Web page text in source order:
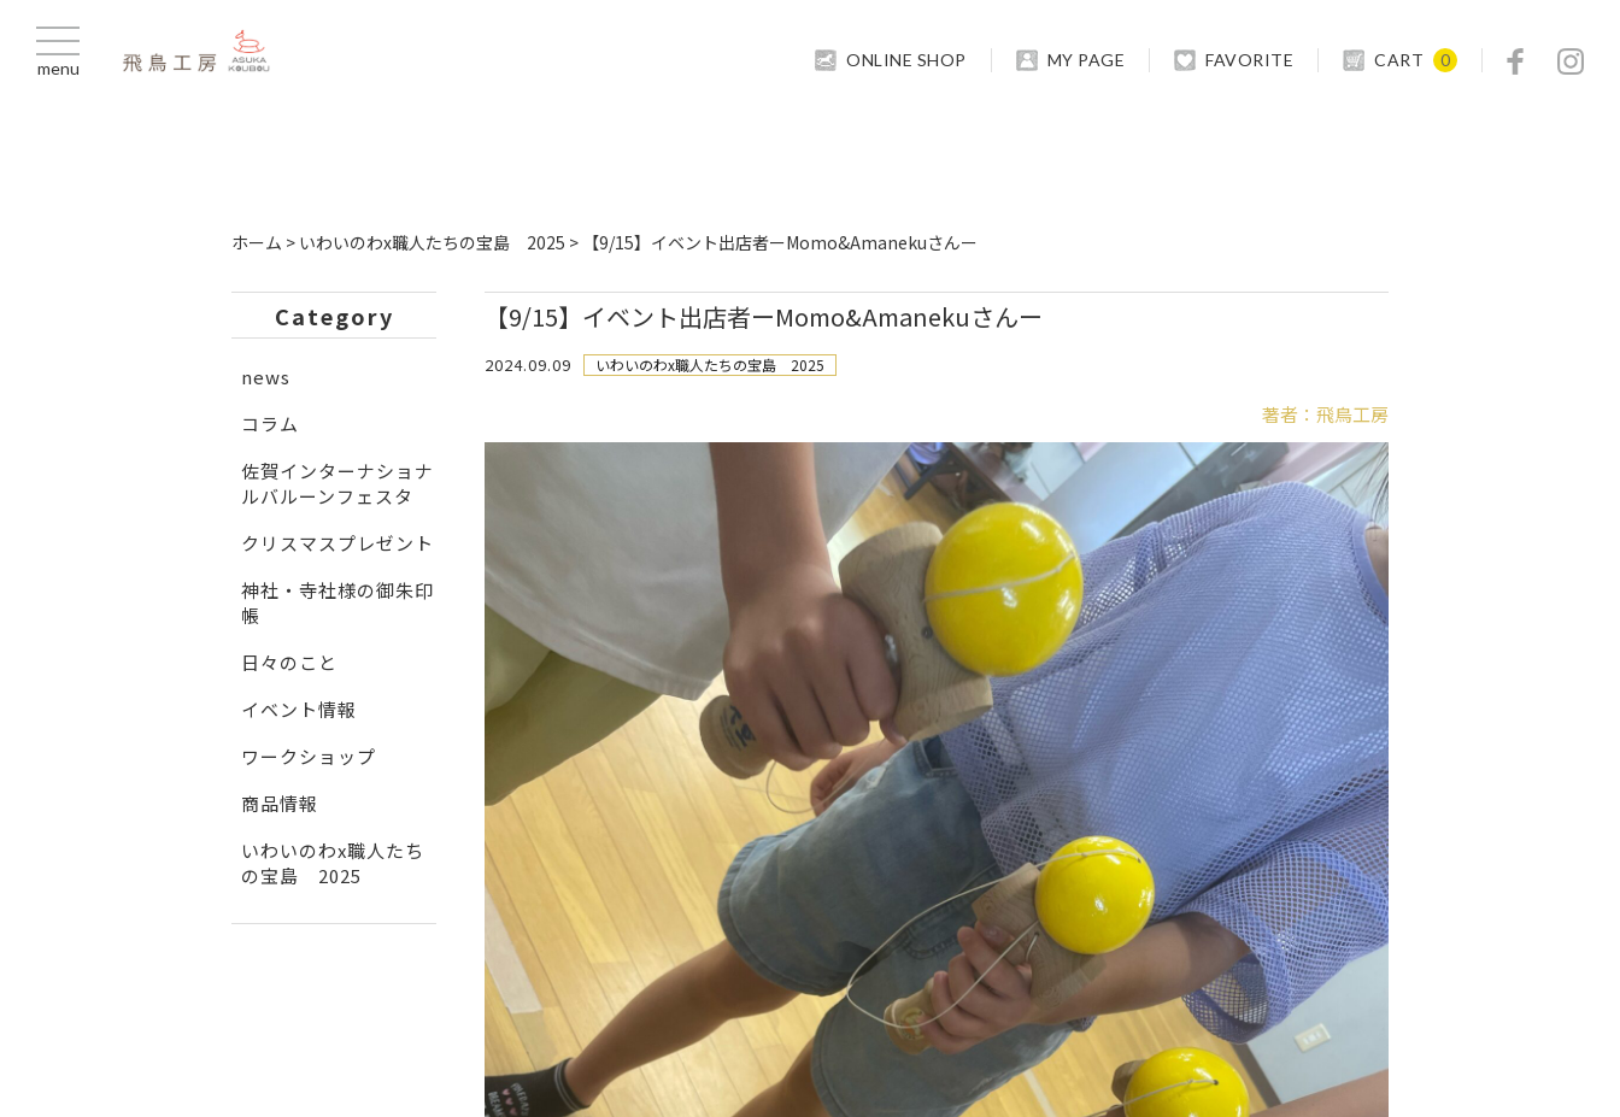
menu ONLINE SHOP MY PAGE FAVORITE CART 0
ホーム > いわいのわx職人たちの宝島 2025 > 【9/15】イベント出店者ーMomo&Amanekuさんー
【9/15】イベント出店者ーMomo&Amanekuさんー
2024.09.09 いわいのわx職人たちの宝島 2025
著者：飛鳥工房
Category
news
コラム
佐賀インターナショナ
ルバルーンフェスタ
クリスマスプレゼント
神社・寺社様の御朱印
帳
日々のこと
イベント情報
ワークショップ
商品情報
いわいのわx職人たち
の宝島 2025